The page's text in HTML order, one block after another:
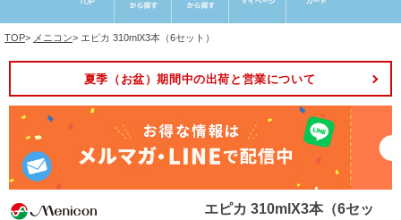
TOP> メニコン> エピカ 310mlX3本（6セット）
夏季（お盆）期間中の出荷と営業について
エピカ 310mlX3本（6セッ